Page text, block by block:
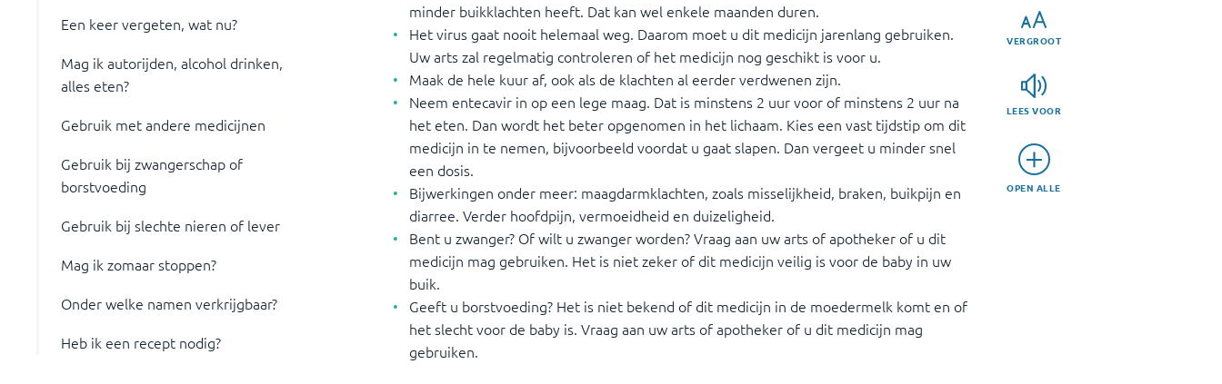
Een keer vergeten, wat nu?
Mag ik autorijden, alcohol drinken,
alles eten?
Gebruik met andere medicijnen
Gebruik bij zwangerschap of
borstvoeding
Gebruik bij slechte nieren of lever
Mag ik zomaar stoppen?
Onder welke namen verkrijgbaar?
Heb ik een recept nodig?
VERGROOT
LEES VOOR
OPEN ALLE
minder buikklachten heeft. Dat kan wel enkele maanden duren.
Het virus gaat nooit helemaal weg. Daarom moet u dit medicijn jarenlang gebruiken.
Uw arts zal regelmatig controleren of het medicijn nog geschikt is voor u.
Maak de hele kuur af, ook als de klachten al eerder verdwenen zijn.
Neem entecavir in op een lege maag. Dat is minstens 2 uur voor of minstens 2 uur na
het eten. Dan wordt het beter opgenomen in het lichaam. Kies een vast tijdstip om dit
medicijn in te nemen, bijvoorbeeld voordat u gaat slapen. Dan vergeet u minder snel
een dosis.
Bijwerkingen onder meer: maagdarmklachten, zoals misselijkheid, braken, buikpijn en
diarree. Verder hoofdpijn, vermoeidheid en duizeligheid.
Bent u zwanger? Of wilt u zwanger worden? Vraag aan uw arts of apotheker of u dit
medicijn mag gebruiken. Het is niet zeker of dit medicijn veilig is voor de baby in uw
buik.
Geeft u borstvoeding? Het is niet bekend of dit medicijn in de moedermelk komt en of
het slecht voor de baby is. Vraag aan uw arts of apotheker of u dit medicijn mag
gebruiken.